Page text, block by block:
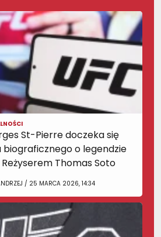
St-Pierre doczeka się
biograficznego o legendzie
Reżyserem Thomas Soto
/ 25 MARCA 2026, 14:34